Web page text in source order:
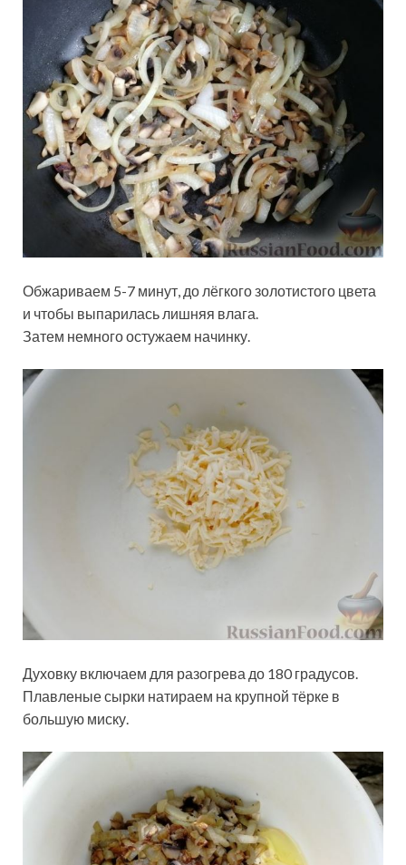
Обжариваем 5-7 минут, до лёгкого золотистого цвета
и чтобы выпарилась лишняя влага.
Затем немного остужаем начинку.
Духовку включаем для разогрева до 180 градусов.
Плавленые сырки натираем на крупной тёрке в
большую миску.